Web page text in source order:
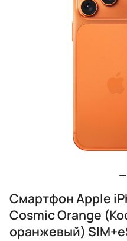
Смартфон Apple
Cosmic Orange
оранжевый)